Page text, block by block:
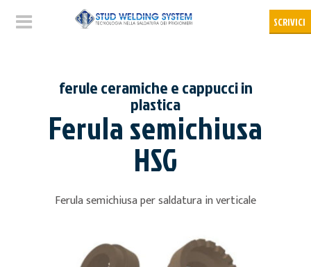
ferule ceramiche e cappucci in
plastica
Ferula semichiusa
HSG
Ferula semichiusa per saldatura in verticale